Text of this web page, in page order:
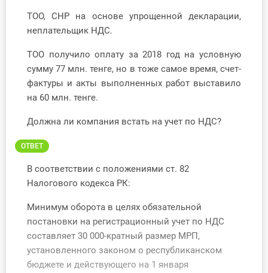
Участник ВЭД
Практика ИП
Кадры. Труд. Зарплата.
Учет по отраслям
Юридический помощник
Интернет-магазин
О Системе
Обучение
Тарифы
ТОО, СНР на основе упрощенной декларации,
неплательщик НДС.
ТОО получило оплату за 2018 год на условную
сумму 77 млн. тенге, но в тоже самое время, счет-
фактуры и акты выполненных работ выставило
на 60 млн. тенге.
Должна ли компания встать на учет по НДС?
ОТВЕТ
В соответствии с положениями ст. 82
Налогового кодекса РК:
Минимум оборота в целях обязательной
постановки на регистрационный учет по НДС
составляет 30 000-кратный размер МРП,
установленного законом о республиканском
бюджете и действующего на 1 января